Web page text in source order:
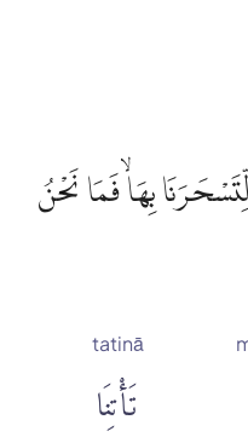
بِهَاۙ فَمَا نَحْنُ
tatinā
تَأْتِنَا